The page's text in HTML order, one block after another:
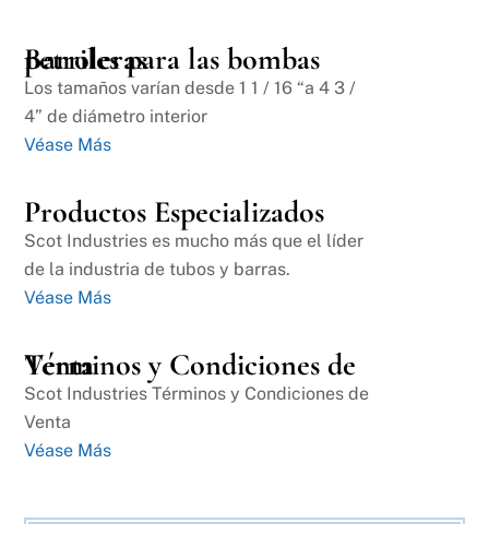
Barriles para las bombas petroleras
Los tamaños varían desde 1 1 / 16 “a 4 3 /
4” de diámetro interior
Véase Más
Productos Especializados
Scot Industries es mucho más que el líder
de la industria de tubos y barras.
Véase Más
Términos y Condiciones de Venta
Scot Industries Términos y Condiciones de
Venta
Véase Más